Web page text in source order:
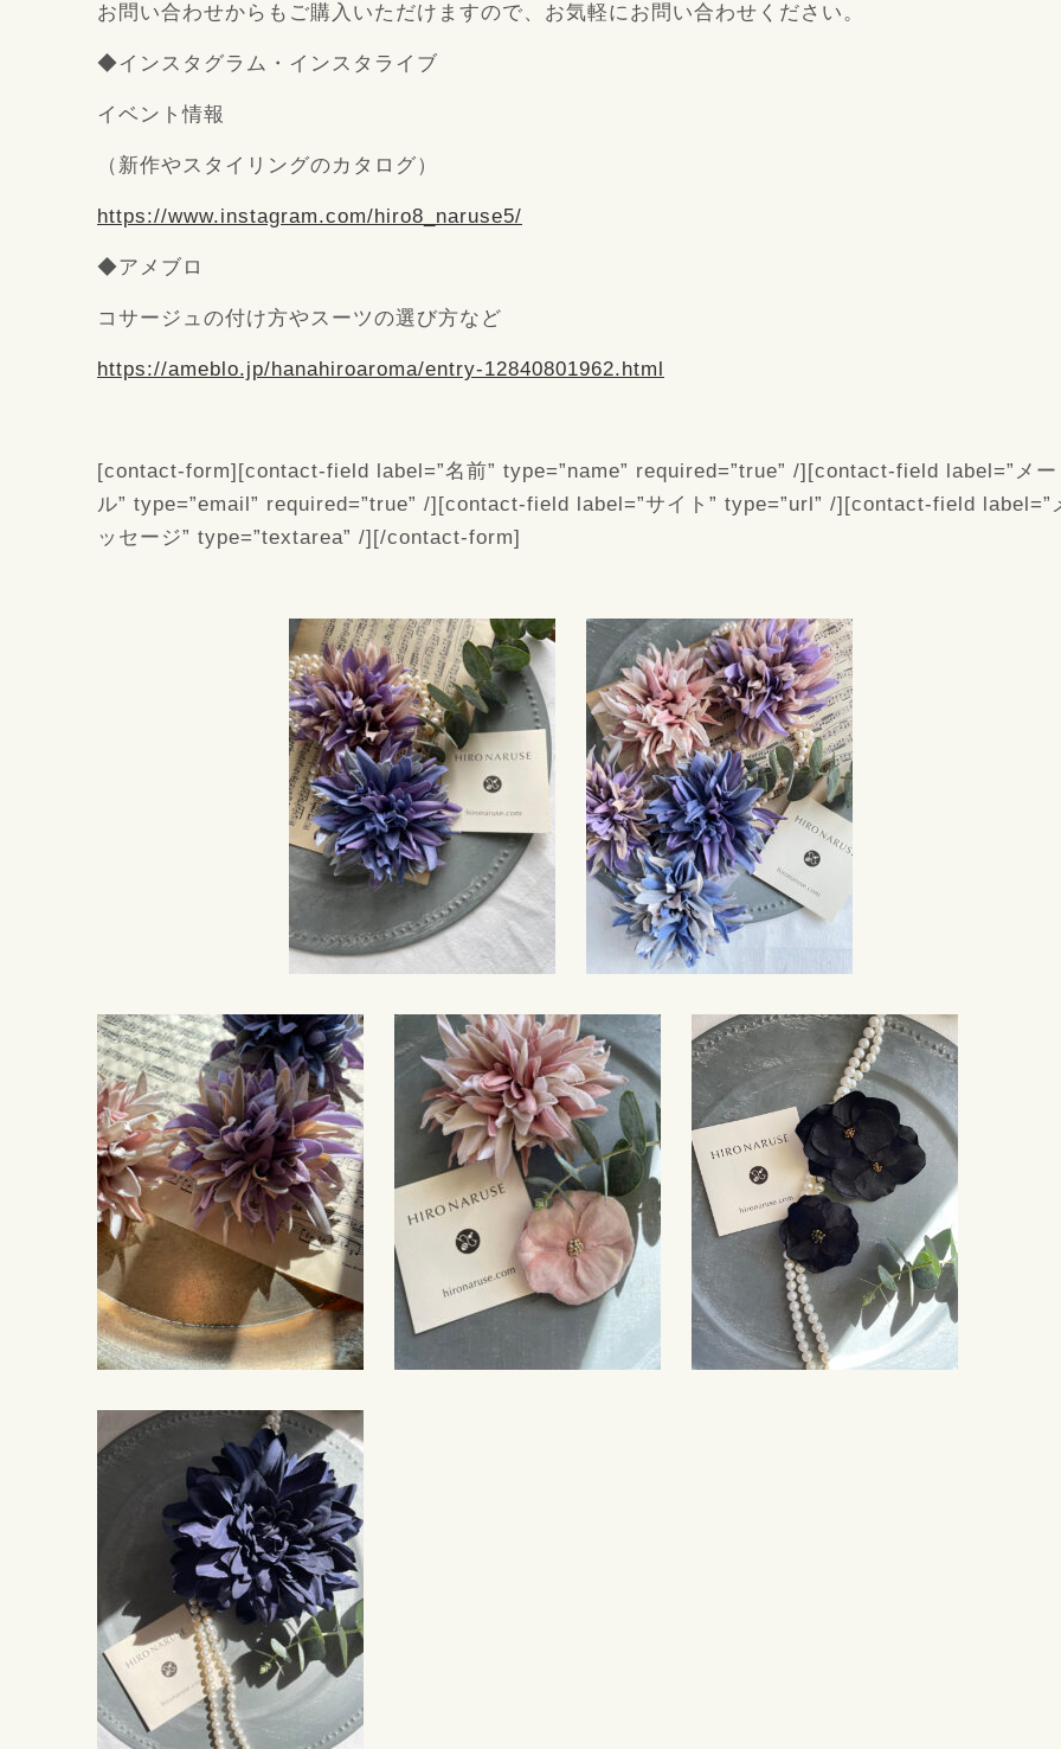
お問い合わせからもご購入いただけますので、お気軽にお問い合わせください。
◆インスタグラム・インスタライブ
イベント情報
（新作やスタイリングのカタログ）
https://www.instagram.com/hiro8_naruse5/
◆アメブロ
コサージュの付け方やスーツの選び方など
https://ameblo.jp/hanahiroaroma/entry-12840801962.html
[contact-form][contact-field label=”名前” type=”name” required=”true” /][contact-field label=”メー
ル” type=”email” required=”true” /][contact-field label=”サイト” type=”url” /][contact-field label=”
ッセージ” type=”textarea” /][/contact-form]